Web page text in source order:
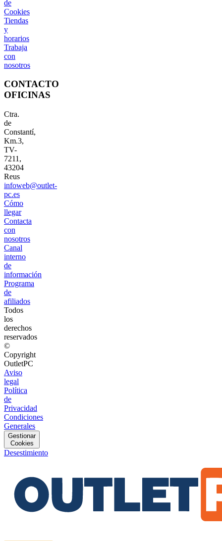
de
Cookies
Tiendas
y
horarios
Trabaja
con
nosotros
CONTACTO
OFICINAS
Ctra.
de
Constantí,
Km.3,
TV-
7211,
43204
Reus
infoweb@outlet-
pc.es
Cómo
llegar
Contacta
con
nosotros
Canal
interno
de
información
Programa
de
afiliados
Todos
los
derechos
reservados
©
Copyright
OutletPC
Aviso
legal
Política
de
Privacidad
Condiciones
Generales
Gestionar
Cookies
Desestimiento